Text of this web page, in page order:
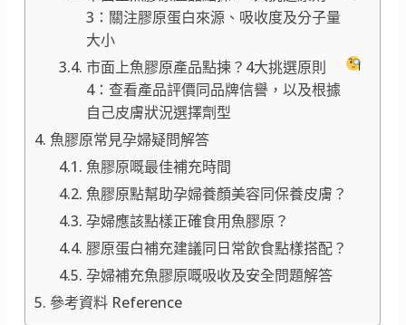
3：關注膠原蛋白來源、吸收度及分子量
大小
市面上魚膠原產品點揀？4大挑選原則
4：查看產品評價同品牌信譽，以及根據
自己皮膚狀況選擇劑型
魚膠原常見孕婦疑問解答
魚膠原嘅最佳補充時間
魚膠原點幫助孕婦養顏美容同保養皮膚？
孕婦應該點樣正確食用魚膠原？
膠原蛋白補充建議同日常飲食點樣搭配？
孕婦補充魚膠原嘅吸收及安全問題解答
參考資料 Reference